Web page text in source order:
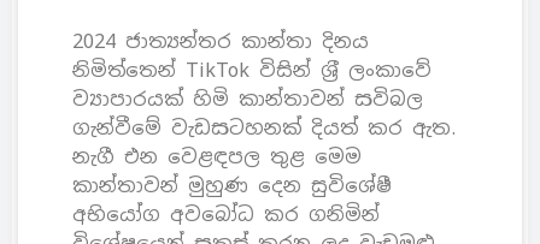
2024 ජාත්‍යන්තර කාන්තා දිනය
නිමිත්තෙන් TikTok විසින් ශ‍්‍රී ලංකාවේ
ව්‍යාපාරයක් හිමි කාන්තාවන් සවිබල
ගැන්වීමේ වැඩසටහනක් දියත් කර ඇත.
නැගී එන වෙළඳපල තුළ මෙම
කාන්තාවන් මුහුණ දෙන සුවිශේෂී
අභියෝග අවබෝධ කර ගනිමින්